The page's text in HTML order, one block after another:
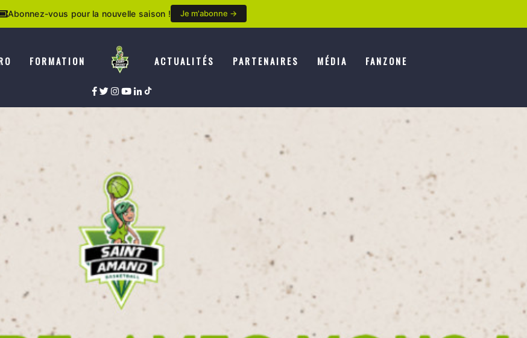
Abonnez-vous pour la nouvelle saison ! Je m'abonne →
FORMATION ACTUALITÉS PARTENAIRES MÉDIA FANZONE